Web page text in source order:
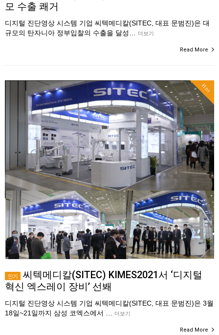
모 수출 쾌거
디지털 진단영상 시스템 기업 씨텍메디칼(SITEC, 대표 문범진)은 대
규모의 탄자니아 정부입찰의 수출을 달성…
더보기
Read More
Hot
인기
씨텍메디칼(SITEC) KIMES2021서 ‘디지털
혁신 엑스레이 장비’ 선봬
디지털 진단영상 시스템 기업 씨텍메디칼(SITEC, 대표 문범진)은 3월
18일~21일까지 삼성 코엑스에서 …
더보기
Read More